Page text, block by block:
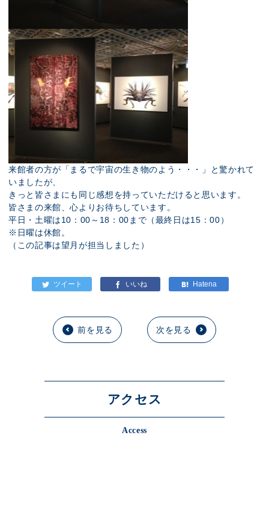
来館者の方が「まるで宇宙の生き物のよう・・・」と驚かれて
いましたが、
きっと皆さまにも同じ感想を持っていただけると思います。
皆さまの来館、心よりお待ちしています。
平日・土曜は10：00～18：00まで（最終日は15：00）
※日曜は休館。
（この記事は望月が担当しました）
前を見る 次を見る
アクセス
Access